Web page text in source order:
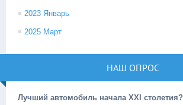
2023 Январь
2025 Март
НАШ ОПРОС
Лучший автомобиль начала XXI столетия?